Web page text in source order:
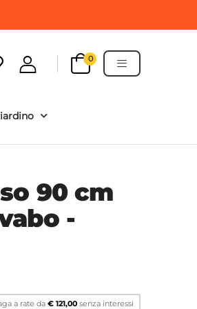
SEARCH BUTTON
0
90 cm
-
a rate da € 121,00senza interessi